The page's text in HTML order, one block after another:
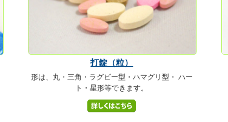
打錠（粒）
形は、丸・三角・ラグビー型・ハマグリ型・ ハー
ト・星形等できます。